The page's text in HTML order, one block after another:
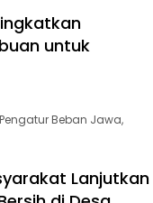
untuk
Beban Jawa,
Lanjutkan